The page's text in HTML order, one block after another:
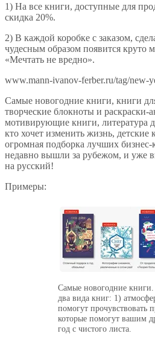
1) На все книги, доступные для
скидка 20%.
2) В каждой коробке с заказом,
чудесным образом появится круто
«Мечтать не вредно».
www.mann-ivanov-ferber.ru/tag/new-
Самые новогодние книги, книги
творческие блокноты и раскраски-
мотивирующие книги, литература
кто хочет изменить жизнь,
огромная подборка лучших бизнес-
недавно вышли за рубежом, и уже
на русский!
Примеры:
Самые новогодние
два вида книг: 1)
помогут прочувствовать
которые помогут вашим
год с чистого листа.